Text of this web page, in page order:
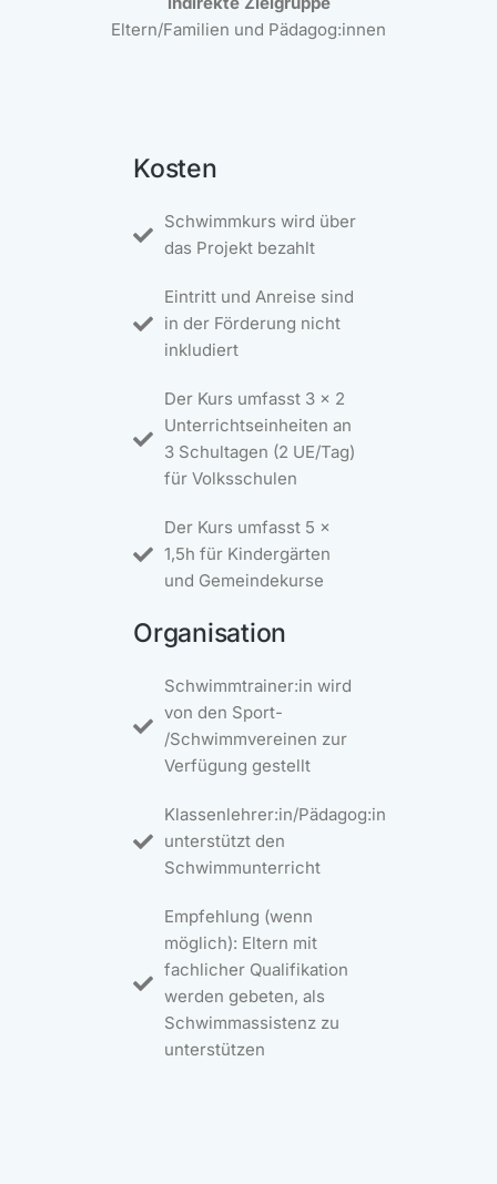
Eltern/Familien und Pädagog:innen
Kosten
Schwimmkurs wird über
das Projekt bezahlt
Eintritt und Anreise sind
in der Förderung nicht
inkludiert
Der Kurs umfasst 3 x 2
Unterrichtseinheiten an
3 Schultagen (2 UE/Tag)
für Volksschulen
Der Kurs umfasst 5 x
1,5h für Kindergärten
und Gemeindekurse
Organisation
Schwimmtrainer:in wird
von den Sport-
/Schwimmvereinen zur
Verfügung gestellt
Klassenlehrer:in/Pädagog:in
unterstützt den
Schwimmunterricht
Empfehlung (wenn
möglich): Eltern mit
fachlicher Qualifikation
werden gebeten, als
Schwimmassistenz zu
unterstützen